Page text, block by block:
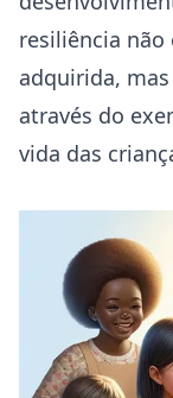
resiliência não
adquirida,
através do
vida das